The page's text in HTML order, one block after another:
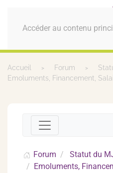
Accéder au contenu
MENU
Accueil Forum
Emoluments, Financement,
Forum
Statut du
Emoluments,